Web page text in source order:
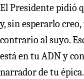
El Presidente pidió
y, sin esperarlo
contrario al suyo.
está en tu ADN y
narrador de tu